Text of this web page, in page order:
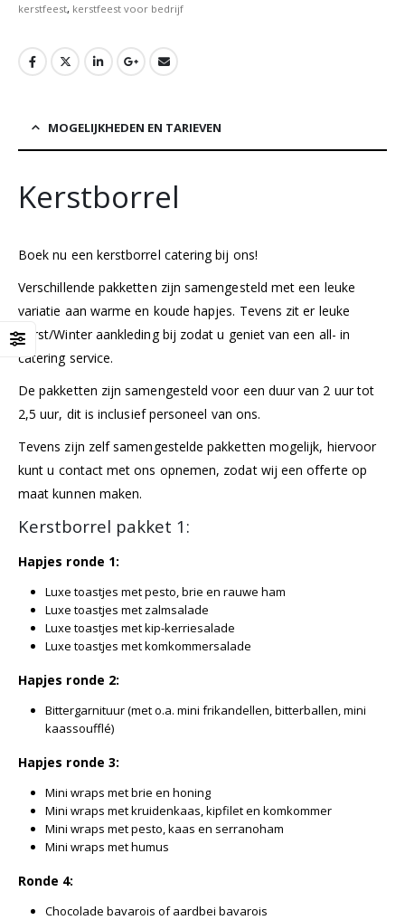
kerstfeest, kerstfeest voor bedrijf
MOGELIJKHEDEN EN TARIEVEN
Kerstborrel
Boek nu een kerstborrel catering bij ons!
Verschillende pakketten zijn samengesteld met een leuke
variatie aan warme en koude hapjes. Tevens zit er leuke
Kerst/Winter aankleding bij zodat u geniet van een all- in
catering service.
De pakketten zijn samengesteld voor een duur van 2 uur tot
2,5 uur, dit is inclusief personeel van ons.
Tevens zijn zelf samengestelde pakketten mogelijk, hiervoor
kunt u contact met ons opnemen, zodat wij een offerte op
maat kunnen maken.
Kerstborrel pakket 1:
Hapjes ronde 1:
Luxe toastjes met pesto, brie en rauwe ham
Luxe toastjes met zalmsalade
Luxe toastjes met kip-kerriesalade
Luxe toastjes met komkommersalade
Hapjes ronde 2:
Bittergarnituur(met o.a. mini frikandellen, bitterballen, mini
kaassoufflé)
Hapjes ronde 3:
Mini wraps met brie en honing
Mini wraps met kruidenkaas, kipfilet en komkommer
Mini wraps met pesto, kaas en serranoham
Mini wraps met humus
Ronde 4:
Chocolade bavarois of aardbei bavarois